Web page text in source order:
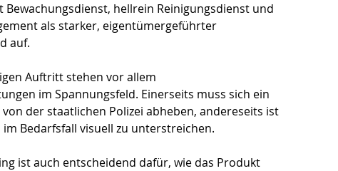
hellrein Reinigungsdienst und
als starker, eigentümergeführter
auf.
Auftritt stehen vor allem
im Spannungsfeld. Einerseits muss sich ein
der staatlichen Polizei abheben, andereseits ist
Bedarfsfall visuell zu unterstreichen.
ist auch entscheidend dafür, wie das Produkt